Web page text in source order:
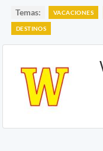
Temas: VACACIONES
DESTINOS